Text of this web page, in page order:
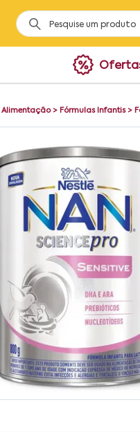
Alimentação> Fórmulas Infantis>